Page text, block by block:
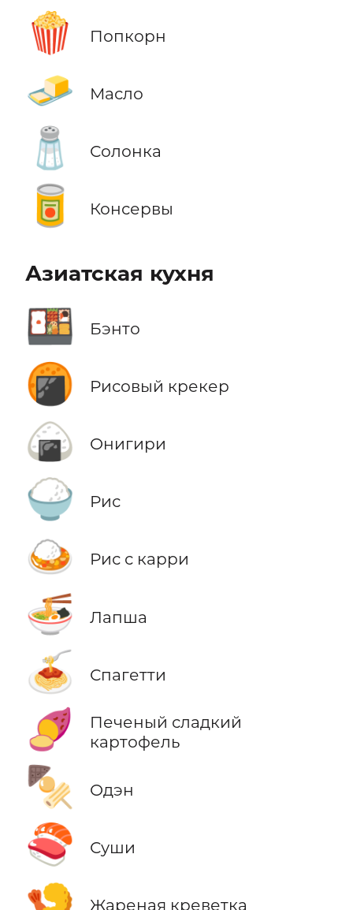
🍿 Попкорн
🧈 Масло
🧂 Солонка
🥫 Консервы
Азиатская кухня
🍱 Бэнто
🍘 Рисовый крекер
🍙 Онигири
🍚 Рис
🍛 Рис с карри
🍜 Лапша
🍝 Спагетти
🍠
Печеный сладкий
картофель
🍢 Одэн
🍣 Суши
Жареная креветка